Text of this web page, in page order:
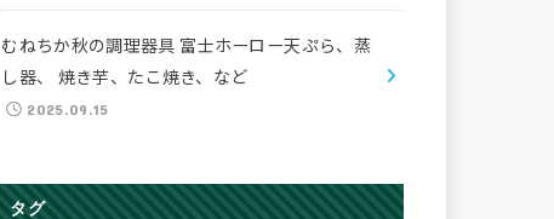
むねちか秋の調理器具 富士ホーロー天ぷら、蒸
し器、 焼き芋、たこ焼き、など
2025.09.15
タグ